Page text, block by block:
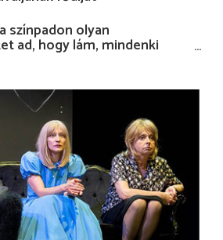
színpadon olyan
ad, hogy lám, mindenki
magammal…”